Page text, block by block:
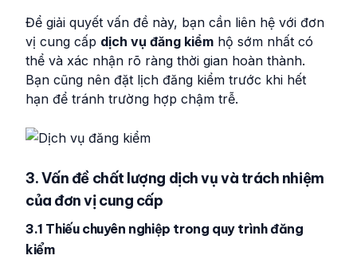
Để giải quyết vấn đề này, bạn cần liên hệ với đơn
vị cung cấp dịch vụ đăng kiểm hộ sớm nhất có
thể và xác nhận rõ ràng thời gian hoàn thành.
Bạn cũng nên đặt lịch đăng kiểm trước khi hết
hạn để tránh trường hợp chậm trễ.
3. Vấn đề chất lượng dịch vụ và trách nhiệm
của đơn vị cung cấp
3.1 Thiếu chuyên nghiệp trong quy trình đăng
kiểm